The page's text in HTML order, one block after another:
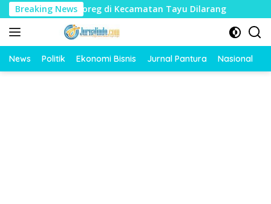
Langsung
ke
konten
Breaking News
Sound Horeg di Kecamatan Tayu Dilarang Dua Jari
News Politik Ekonomi Bisnis Jurnal Pantura Nasional